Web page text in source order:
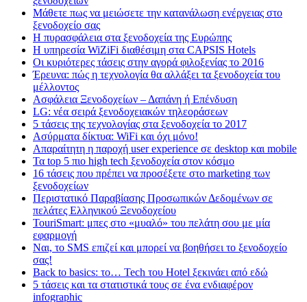
Μάθετε πως να μειώσετε την κατανάλωση ενέργειας στο
ξενοδοχείο σας
Η πυρασφάλεια στα ξενοδοχεία της Ευρώπης
Η υπηρεσία WiZiFi διαθέσιμη στα CAPSIS Hotels
Οι κυριότερες τάσεις στην αγορά φιλοξενίας το 2016
Έρευνα: πώς η τεχνολογία θα αλλάξει τα ξενοδοχεία του
μέλλοντος
Ασφάλεια Ξενοδοχείων – Δαπάνη ή Επένδυση
LG: νέα σειρά ξενοδοχειακών τηλεοράσεων
5 τάσεις της τεχνολογίας στα ξενοδοχεία το 2017
Ασύρματα δίκτυα: WiFi και όχι μόνο!
Απαραίτητη η παροχή user experience σε desktop και mobile
Τα top 5 πιο high tech ξενοδοχεία στον κόσμο
16 τάσεις που πρέπει να προσέξετε στο marketing των
ξενοδοχείων
Περιστατικό Παραβίασης Προσωπικών Δεδομένων σε
πελάτες Ελληνικού Ξενοδοχείου
TouriSmart: μπες στο «μυαλό» του πελάτη σου με μία
εφαρμογή
Ναι, το SMS επιζεί και μπορεί να βοηθήσει το ξενοδοχείο
σας!
Back to basics: το… Tech του Hotel ξεκινάει από εδώ
5 τάσεις και τα στατιστικά τους σε ένα ενδιαφέρον
infographic